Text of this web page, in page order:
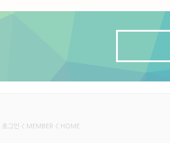
로그인 < MEMBER < HOME